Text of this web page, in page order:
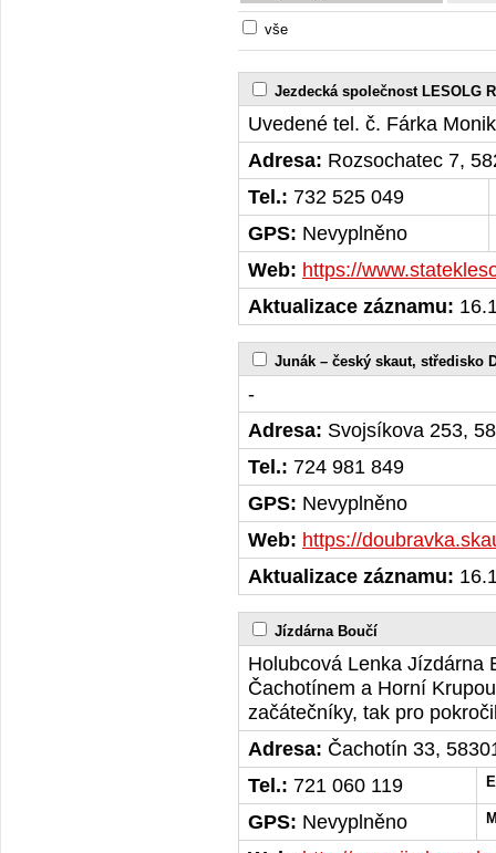
vše
Jezdecká společnost LESOLG
Uvedené tel. č. Fárka
Adresa: Rozsochatec 7,
Tel.: 732 525 049
GPS: Nevyplněno
Web: https://
Aktualizace záznamu:
Junák – český skaut, středisko
-
Adresa: Svojsíkova 253,
Tel.: 724 981 849
GPS: Nevyplněno
Web: https://
Aktualizace záznamu:
Jízdárna Boučí
Holubcová Lenka Jízdárna
Čachotínem a Horní
začátečníky, tak pro
Adresa: Čachotín 33,
Tel.: 721 060 119
GPS: Nevyplněno